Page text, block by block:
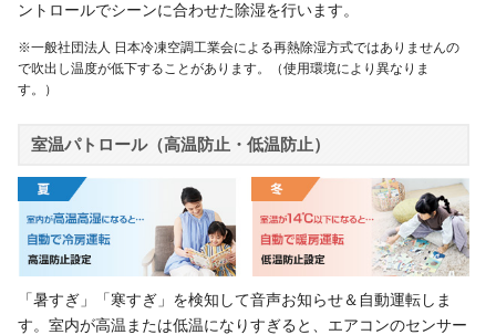
ントロールでシーンに合わせた除湿を行います。
※一般社団法人 日本冷凍空調工業会による再熱除湿方式ではありませんの
で吹出し温度が低下することがあります。（使用環境により異なりま
す。）
室温パトロール（高温防止・低温防止）
「暑すぎ」「寒すぎ」を検知して音声お知らせ＆自動運転しま
す。室内が高温または低温になりすぎると、エアコンのセンサー